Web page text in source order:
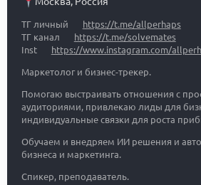
ТГ личный
https://t.me/allperhaps
ТГ канал
https://t.me/solvemates
Inst
https://www.instagram.com/
Маркетолог и бизнес-трекер.
Помогаю выстраивать отношения с
аудиториями, привлекаю лиды для
индивидуальные связки для роста
Обучаем и внедряем ИИ решения и
бизнеса и маркетинга.
Спикер, преподаватель.